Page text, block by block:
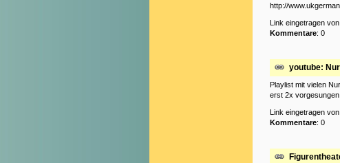
http://
Link eingetragen von
Kommentare: 0
youtube:
Playlist mit vielen
erst 2x
Link eingetragen von
Kommentare: 0